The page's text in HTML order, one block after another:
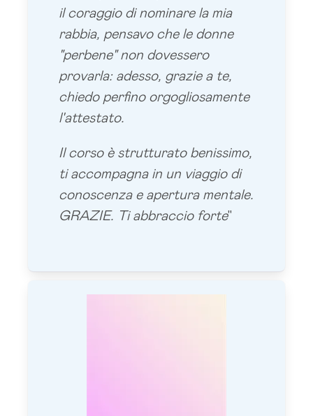
il coraggio di nominare la mia
rabbia, pensavo che le donne
"perbene" non dovessero
provarla: adesso, grazie a te,
chiedo perfino orgogliosamente
l'attestato.
Il corso è strutturato benissimo,
ti accompagna in un viaggio di
conoscenza e apertura mentale.
GRAZIE. Ti abbraccio forte"